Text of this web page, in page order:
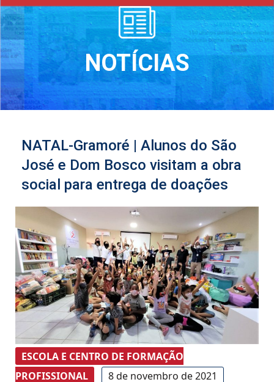
NOTÍCIAS
NATAL-Gramoré | Alunos do São
José e Dom Bosco visitam a obra
social para entrega de doações
ESCOLA E CENTRO DE FORMAÇÃO
PROFISSIONAL
8 de novembro de 2021